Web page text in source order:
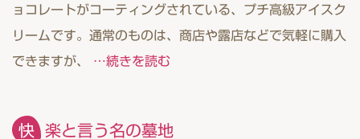
ョコレートがコーティングされている、プチ高級アイスク
リームです。通常のものは、商店や露店などで気軽に購入
できますが、 …続きを読む
快楽と言う名の墓地